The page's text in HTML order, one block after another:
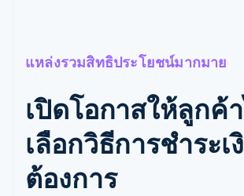
แหล่งรวมสิทธิประโยชน์มากมาย
เปิดโอกาสให้ลูกค้
เลือกวิธีการชำระ
ต้องการ